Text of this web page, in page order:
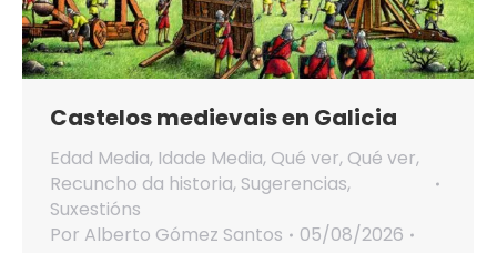
Castelos medievais en Galicia
Edad Media, Idade Media, Qué ver, Qué ver,
Recuncho da historia, Sugerencias,
Suxestións
Por Alberto Gómez Santos
05/08/2026